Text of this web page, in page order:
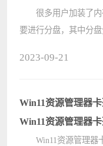
很多用户加装了内
要进行分盘，其中分
佳分区方案 答：最
个????
2023-09-21
Win11资源管理器卡
Win11资源管理器
Win11资源管理器卡